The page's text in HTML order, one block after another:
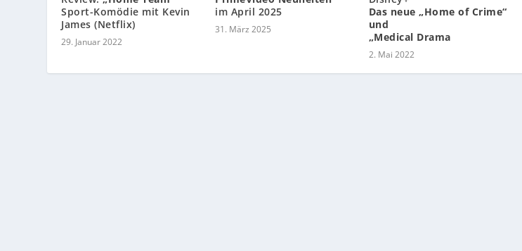
Sport-Komödie mit Kevin
James (Netflix)
29. Januar 2022
im April 2025
31. März 2025
Das neue „Home of Crime“
und
„Medical Drama
2. Mai 2022